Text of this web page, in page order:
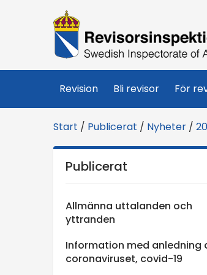
R
e
v
i
s
o
Revision Bli revisor För
Start / Publicerat / Nyheter /
Publicerat
Allmänna uttalanden och
yttranden
Information med anledning
coronaviruset, covid-19